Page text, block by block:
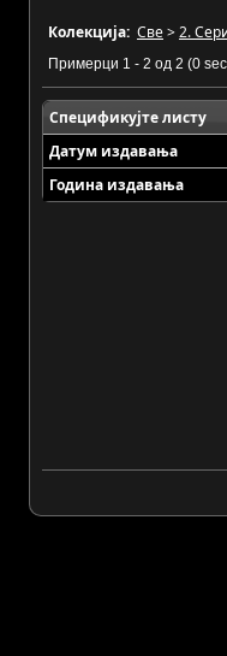
Колекција: Све>2.
Примерци 1 - 2 од 2 (0
Спецификујте листу
Датум издавања
Година издавања